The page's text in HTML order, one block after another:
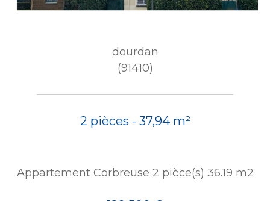
dourdan
(91410)
2 pièces - 37,94 m²
Appartement Corbreuse 2 pièce(s) 36.19 m2